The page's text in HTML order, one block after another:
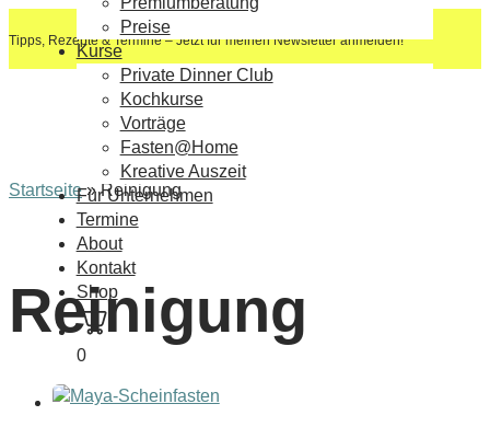
Tipps, Rezepte & Termine – Jetzt für meinen Newsletter anmelden!
Preise
Kurse
Private Dinner Club
Kochkurse
Vorträge
Fasten@Home
Kreative Auszeit
Für Unternehmen
Termine
About
Kontakt
Shop
0
Startseite»Reinigung
Reinigung